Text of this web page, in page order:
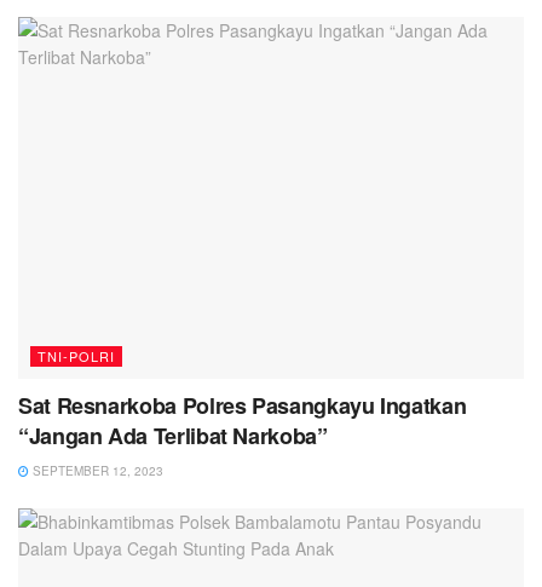
TNI-POLRI
Sat Resnarkoba Polres Pasangkayu Ingatkan
“Jangan Ada Terlibat Narkoba”
SEPTEMBER 12, 2023